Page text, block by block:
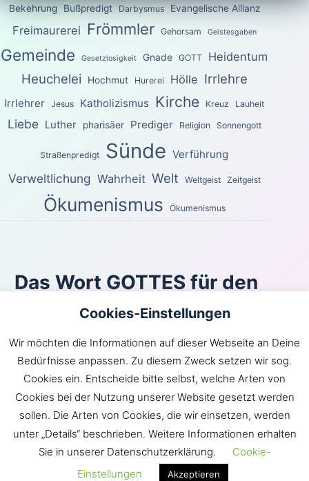
Bekehrung Bußpredigt Darbysmus Evangelische Allianz
Freimaurerei Frömmler Gehorsam Geistesgaben
Gemeinde Gesetzlosigkeit Gnade GOTT Heidentum
Heuchelei Hochmut Hurerei Hölle Irrlehre
Irrlehrer Jesus Katholizismus Kirche Kreuz Lauheit
Liebe Luther pharisäer Prediger Religion Sonnengott
Straßenpredigt Sünde Verführung
Verweltlichung Wahrheit Welt Weltgeist Zeitgeist
Ökumenismus Ökumenismus
Das Wort GOTTES für den
heutigen Tag
Für die Freiheit hat Christus uns frei gemacht. Steht
nun fest und lasst euch nicht wieder durch ein Joch der
Sklaverei belasten!
Inhaltsverzeichnis|Newsroom |KLARtext|
Bibelübersetzungen|Impressum
GOTT hat die Gemeinde JESU in die Welt gebracht.
Satan hingegen möchte die Welt in die Gemeinde
Cookies-Einstellungen
Wir möchten die Informationen auf dieser Webseite an Deine
Bedürfnisse anpassen. Zu diesem Zweck setzen wir sog.
Cookies ein. Entscheide bitte selbst, welche Arten von
Cookies bei der Nutzung unserer Website gesetzt werden
sollen. Die Arten von Cookies, die wir einsetzen, werden
unter „Details“ beschrieben. Weitere Informationen erhalten
Sie in unserer Datenschutzerklärung.
Cookie-
Einstellungen
Akzeptieren